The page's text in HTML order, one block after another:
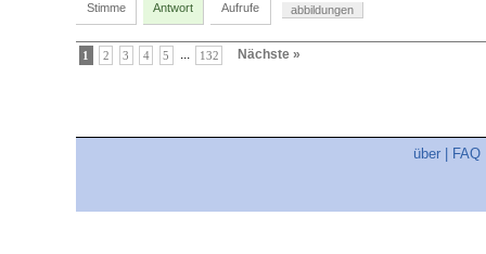
Stimme Antwort Aufrufe abbildungen
1 2 3 4 5 ... 132 Nächste »
über FAQ